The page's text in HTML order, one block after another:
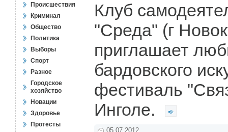
Происшествия
Криминал
Общество
Политика
Выборы
Спорт
Разное
Городское
хозяйство
Новации
Здоровье
Протесты
Клуб
"Среда" (г
приглашает
бардовского
фестиваль
Инголе.
05.07.2012